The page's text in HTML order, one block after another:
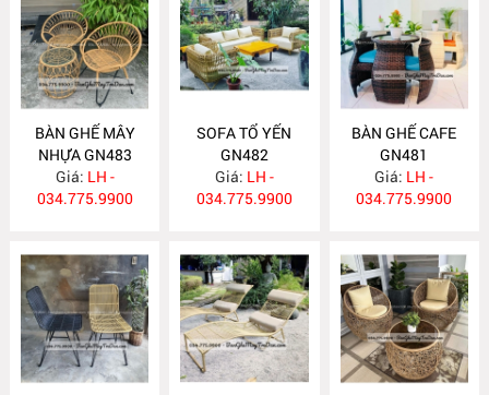
BÀN GHẾ MÂY
NHỰA GN483
Giá: LH -
034.775.9900
SOFA TỔ YẾN
GN482
Giá: LH -
034.775.9900
BÀN GHẾ CAFE
GN481
Giá: LH -
034.775.9900